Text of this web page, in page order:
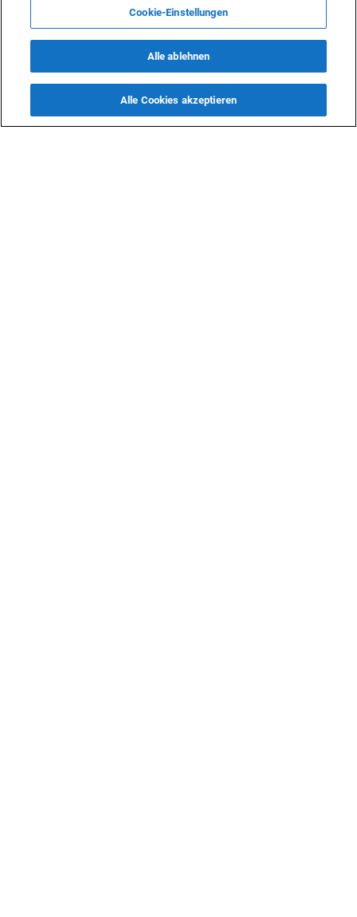
zwischen Europa und Asien. Dank seiner modernen
Infrastruktur, strategischen Lage und wachsenden Rolle in
Zeiten bietet der Mittlere Korridor durch Aserbaidschan eine
sichere, stabile und zukunftsweisende Route nach Osten.
Cookie-Einstellungen
Alle ablehnen
Alle Cookies akzeptieren